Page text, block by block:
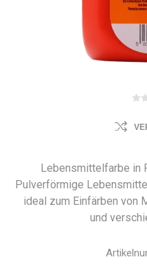
Lebensmittelfarbe in
Pulverförmige
ideal zum Einfärben von
und